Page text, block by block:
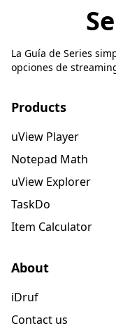
La Guía de Series
opciones de
Products
uView Player
Notepad Math
uView Explorer
TaskDo
Item Calculator
About
iDruf
Contact us